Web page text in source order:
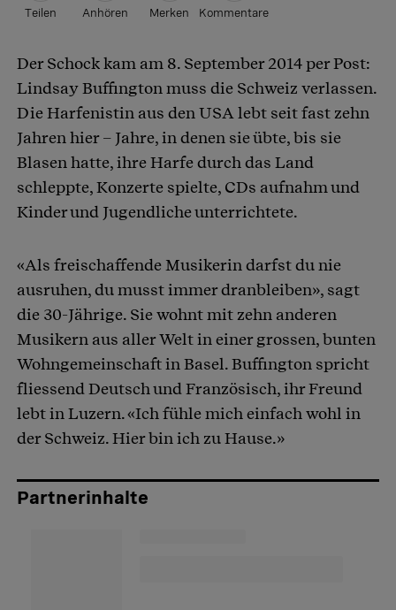
Teilen Anhören Merken Kommentare
Artikel teilen
Der Schock kam am 8. September 2014 per Post:
Lindsay Buffington muss die Schweiz verlassen.
Die Harfenistin aus den USA lebt seit fast zehn
Jahren hier – Jahre, in denen sie übte, bis sie
Blasen hatte, ihre Harfe durch das Land
schleppte, Konzerte spielte, CDs aufnahm und
Kinder und Jugendliche unterrichtete.
«Als freischaffende Musikerin darfst du nie
ausruhen, du musst immer dranbleiben», sagt
die 30-Jährige. Sie wohnt mit zehn anderen
Musikern aus aller Welt in einer grossen, bunten
Wohngemeinschaft in Basel. Buffington spricht
fliessend Deutsch und Französisch, ihr Freund
lebt in Luzern. «Ich fühle mich einfach wohl in
der Schweiz. Hier bin ich zu Hause.»
Partnerinhalte